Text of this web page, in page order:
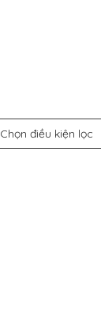
Chọn điều kiện lọc